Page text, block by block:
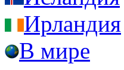
Ирландия
В мире